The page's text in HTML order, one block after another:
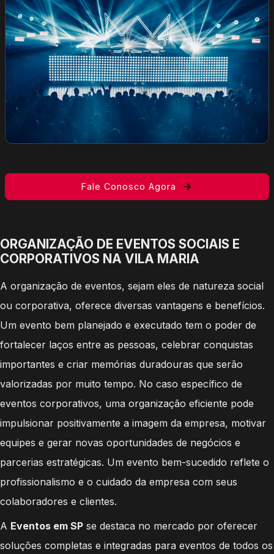
Fale Conosco Agora
ORGANIZAÇÃO DE EVENTOS SOCIAIS E
CORPORATIVOS NA VILA MARIA
A organização de eventos, sejam eles de natureza social
ou corporativa, oferece diversas vantagens e benefícios.
Um evento bem planejado e executado tem o poder de
fortalecer laços entre as pessoas, celebrar conquistas
importantes e criar memórias duradouras que serão
valorizadas por muito tempo. No caso específico de
eventos corporativos, uma organização eficiente pode
impulsionar positivamente a imagem da empresa, motivar
equipes e gerar novas oportunidades de negócios e
parcerias estratégicas. Um evento bem-sucedido reflete o
profissionalismo e o cuidado da empresa com seus
colaboradores e clientes.
A Eventos em SP se destaca no mercado por oferecer
soluções completas e integradas para eventos de todos os